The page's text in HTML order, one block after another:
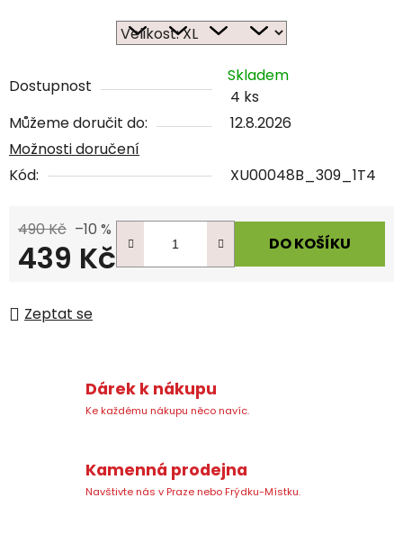
Dostupnost
Skladem
4 ks
Můžeme doručit do:
12.8.2026
Možnosti doručení
Kód:
XU00048B_309_1T4
490 Kč –10 %
439 Kč DO KOŠÍKU
Zeptat se
Dárek k nákupu
Ke každému nákupu něco navíc.
Kamenná prodejna
Navštivte nás v Praze nebo Frýdku-Místku.